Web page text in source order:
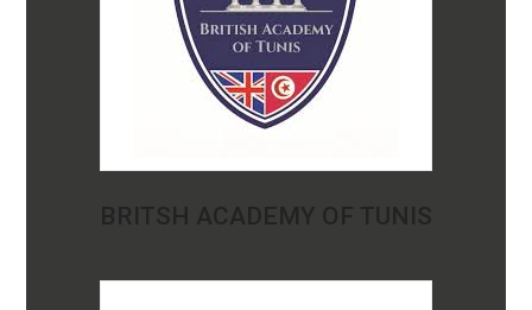
BRITSH ACADEMY OF TUNIS